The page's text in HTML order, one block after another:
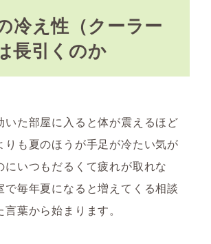
冷え性（クーラー
長引くのか
いた部屋に入ると体が震えるほど
りも夏のほうが手足が冷たい気が
にいつもだるくて疲れが取れな
毎年夏になると増えてくる相談
葉から始まります。